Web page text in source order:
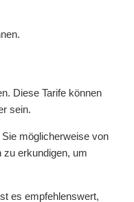
Diese Tarife können
sein.
möglicherweise von
zu erkundigen, um
es empfehlenswert,